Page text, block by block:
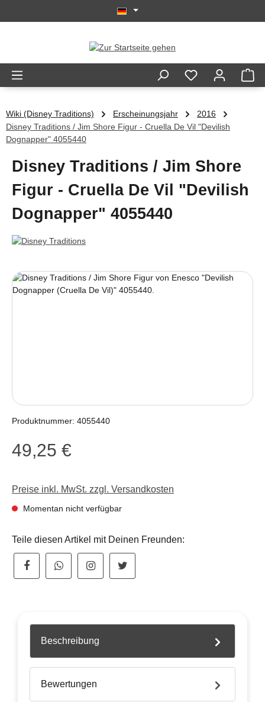
Wiki (Disney Traditions) Erscheinungsjahr
2016
Disney Traditions / Jim Shore Figur - Cruella De Vil "Devilish
Dognapper" 4055440
Disney Traditions / Jim Shore
Figur - Cruella De Vil "Devilish
Dognapper" 4055440
Bildergalerie überspringen
Produktnummer: 4055440
Regulärer Preis:
49,25 €
Preise inkl. MwSt. zzgl. Versandkosten
Momentan nicht verfügbar
Teile diesen Artikel mit Deinen Freunden:
Beschreibung
Bewertungen